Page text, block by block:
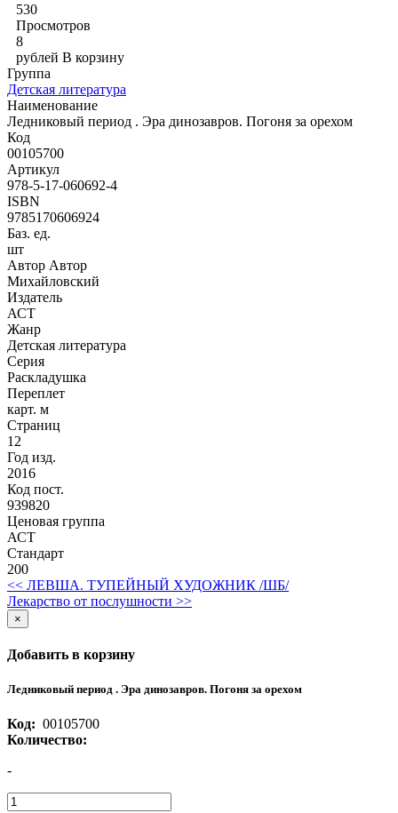
530
Просмотров
8
рублей В корзину
Группа
Детская литература
Наименование
Ледниковый период . Эра динозавров. Погоня за орехом
Код
00105700
Артикул
978-5-17-060692-4
ISBN
9785170606924
Баз. ед.
шт
Автор Автор
Михайловский
Издатель
АСТ
Жанр
Детская литература
Серия
Раскладушка
Переплет
карт. м
Страниц
12
Год изд.
2016
Код пост.
939820
Ценовая группа
АСТ
Стандарт
200
<< ЛЕВША. ТУПЕЙНЫЙ ХУДОЖНИК /ШБ/
Лекарство от послушности >>
×
Добавить в корзину
Ледниковый период . Эра динозавров. Погоня за орехом
Код: 00105700
Количество:
-